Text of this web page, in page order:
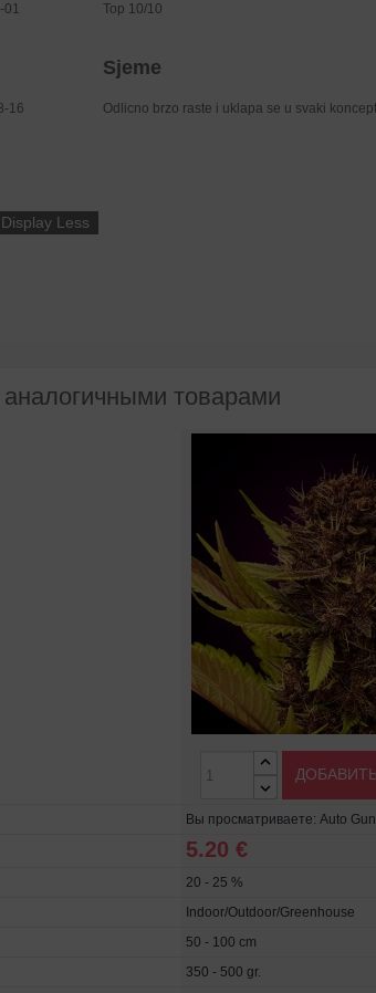
01 Top 10/10
Sjeme
16 Odlicno brzo raste i uklapa se u svaki koncept
Display Less
товарами
Вы просматриваете: Auto
5.20 €
20 - 25 %
Indoor/Outdoor/Greenhouse
50 - 100 cm
350 - 500 gr.